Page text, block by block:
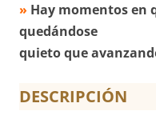
» Hay momentos en
quedándose
quieto que
DESCRIPCIÓN